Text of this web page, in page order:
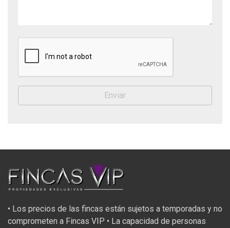
• Los precios de las fincas están sujetos a temporadas y no
comprometen a Fincas VIP • La capacidad de personas